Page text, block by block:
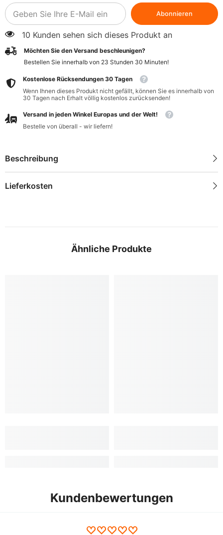
Abonnieren
10 Kunden sehen sich dieses Produkt an
Möchten Sie den Versand beschleunigen?
Bestellen Sie innerhalb von 23 Stunden 30 Minuten!
Kostenlose Rücksendungen 30 Tagen
Wenn Ihnen dieses Produkt nicht gefällt, können Sie es innerhalb von
30 Tagen nach Erhalt völlig kostenlos zurücksenden!
Versand in jeden Winkel Europas und der Welt!
Bestelle von überall - wir liefern!
Beschreibung
Lieferkosten
Ähnliche Produkte
Kundenbewertungen